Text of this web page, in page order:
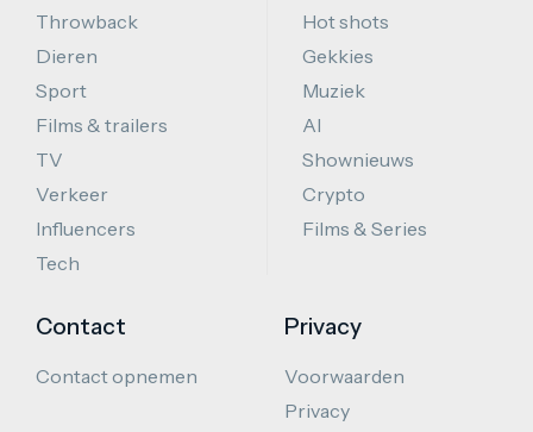
Throwback
Dieren
Sport
Films & trailers
TV
Verkeer
Influencers
Tech
Hot shots
Gekkies
Muziek
AI
Shownieuws
Crypto
Films & Series
Contact
Contact opnemen
Privacy
Voorwaarden
Privacy